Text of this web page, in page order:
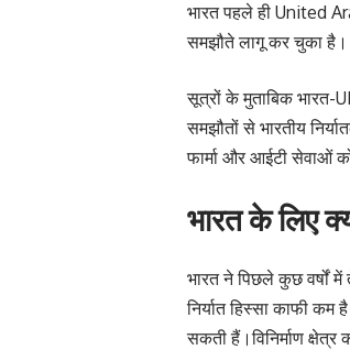
भारत पहले ही United
समझौते लागू कर चुका
सूत्रों के मुताबिक भारत-
समझौतों से भारतीय
फार्मा और आईटी सेवाओं
भारत के लिए
भारत ने पिछले कुछ वर्षों
निर्यात हिस्सा काफी कम
सकती हैं।विनिर्माण